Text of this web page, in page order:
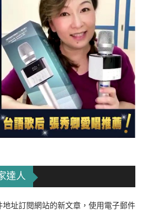
達人
地址訂閱網站的新文章，使用電子郵件